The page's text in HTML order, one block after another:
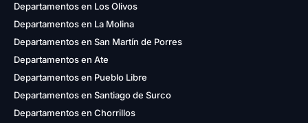
Departamentos en Los Olivos
Departamentos en La Molina
Departamentos en San Martín de Porres
Departamentos en Ate
Departamentos en Pueblo Libre
Departamentos en Santiago de Surco
Departamentos en Chorrillos